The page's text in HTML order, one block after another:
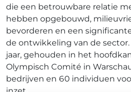
die een betrouwbare relatie
hebben opgebouwd,
bevorderen en een
de ontwikkeling van de
jaar, gehouden in het
Olympisch Comité in
bedrijven en 60 individuen